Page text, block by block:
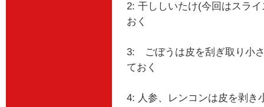
2: 干ししいたけ(今回はスラ
おく
3: ごぼうは皮を刮ぎ取り小
ておく
4: 人参、レンコンは皮を剥き